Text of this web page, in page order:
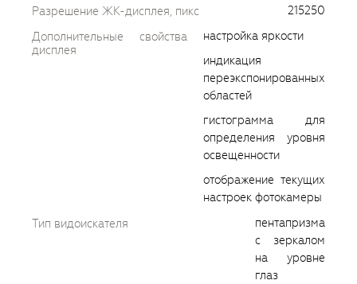
Разрешение ЖК-дисплея, пикс
215250
Дополнительные свойства
дисплея
настройка яркости
индикация
переэкспонированных
областей
гистограмма для
определения уровня
освещенности
отображение текущих
настроек фотокамеры
Тип видоискателя
пентапризма
с зеркалом
на уровне
глаз